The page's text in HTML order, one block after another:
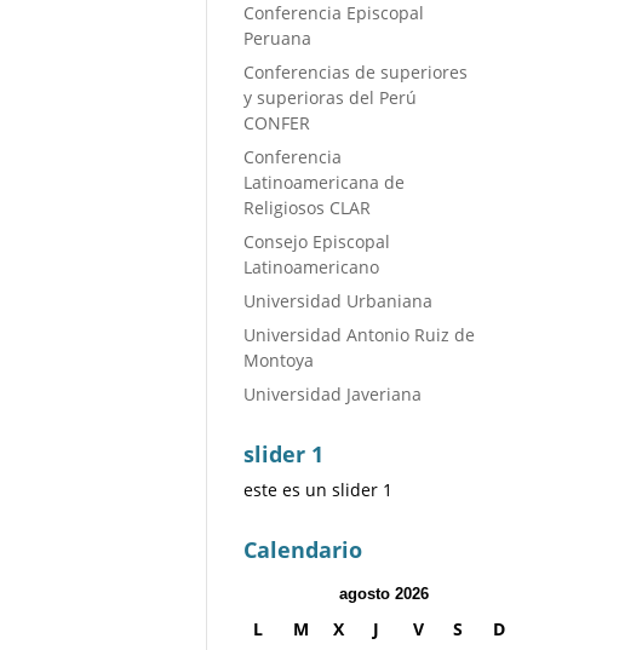
Conferencia Episcopal
Peruana
Conferencias de superiores
y superioras del Perú
CONFER
Conferencia
Latinoamericana de
Religiosos CLAR
Consejo Episcopal
Latinoamericano
Universidad Urbaniana
Universidad Antonio Ruiz de
Montoya
Universidad Javeriana
slider 1
este es un slider 1
Calendario
agosto 2026
L M X J V S D